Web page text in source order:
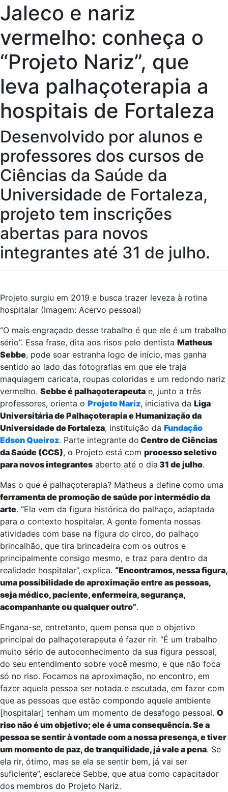
Jaleco e nariz
vermelho: conheça o
“Projeto Nariz”, que
leva palhaçoterapia a
hospitais de Fortaleza
Desenvolvido por alunos e
professores dos cursos de
Ciências da Saúde da
Universidade de Fortaleza,
projeto tem inscrições
abertas para novos
integrantes até 31 de julho.
Projeto surgiu em 2019 e busca trazer leveza à rotina
hospitalar (Imagem: Acervo pessoal)
“O mais engraçado desse trabalho é que ele é um trabalho
sério”. Essa frase, dita aos risos pelo dentista Matheus
Sebbe, pode soar estranha logo de início, mas ganha
sentido ao lado das fotografias em que ele traja
maquiagem caricata, roupas coloridas e um redondo nariz
vermelho. Sebbe é palhaçoterapeuta e, junto a três
professores, orienta o Projeto Nariz, iniciativa da Liga
Universitária de Palhaçoterapia e Humanização da
Universidade de Fortaleza, instituição da Fundação
Edson Queiroz. Parte integrante do Centro de Ciências
da Saúde (CCS), o Projeto está com processo seletivo
para novos integrantes aberto até o dia 31 de julho.
Mas o que é palhaçoterapia? Matheus a define como uma
ferramenta de promoção de saúde por intermédio da
arte. “Ela vem da figura histórica do palhaço, adaptada
para o contexto hospitalar. A gente fomenta nossas
atividades com base na figura do circo, do palhaço
brincalhão, que tira brincadeira com os outros e
principalmente consigo mesmo, e traz para dentro da
realidade hospitalar”, explica. “Encontramos, nessa figura,
uma possibilidade de aproximação entre as pessoas,
seja médico, paciente, enfermeira, segurança,
acompanhante ou qualquer outro”.
Engana-se, entretanto, quem pensa que o objetivo
principal do palhaçoterapeuta é fazer rir. “É um trabalho
muito sério de autoconhecimento da sua figura pessoal,
do seu entendimento sobre você mesmo, e que não foca
só no riso. Focamos na aproximação, no encontro, em
fazer aquela pessoa ser notada e escutada, em fazer com
que as pessoas que estão compondo aquele ambiente
[hospitalar] tenham um momento de desafogo pessoal. O
riso não é um objetivo; ele é uma consequência. Se a
pessoa se sentir à vontade com a nossa presença, e tiver
um momento de paz, de tranquilidade, já vale a pena. Se
ela rir, ótimo, mas se ela se sentir bem, já vai ser
suficiente”, esclarece Sebbe, que atua como capacitador
dos membros do Projeto Nariz.